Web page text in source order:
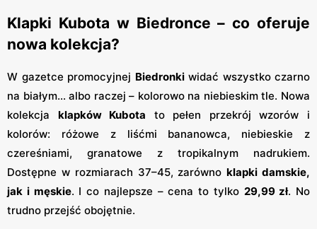
Klapki Kubota w Biedronce – co oferuje
nowa kolekcja?
W gazetce promocyjnej Biedronkiwidać wszystko czarno
na białym… albo raczej – kolorowo na niebieskim tle. Nowa
kolekcja klapków Kubota to pełen przekrój wzorów i
kolorów: różowe z liśćmi bananowca, niebieskie z
czereśniami, granatowe z tropikalnym nadrukiem.
Dostępne w rozmiarach 37–45, zarównoklapki damskie,
jak i męskie. I co najlepsze – cena to tylko 29,99 zł. No
trudno przejść obojętnie.